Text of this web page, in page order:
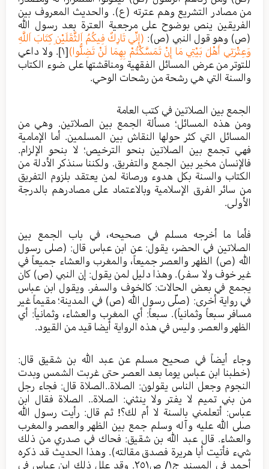
من مصادر التشريع وهم عترته (ع). والحديث المعروف بين
الفريقين ينص بوضوح على مرجعية العترة بعد رسول الله
(ص) وهو قول النبي (ص): (إِنِّي تَارِكٌ فِيكُمُ اَلثَّقَلَيْنِ كِتَابَ اَللَّهِ
وَعِتْرَتِي أَهْلَ بَيْتِي مَا إِنْ تَمَسَّكْتُمْ بِهِمَا لَنْ تَضِلُّوا)[١] . ولا داعي
للتوتر من عرض المسائل الفقهية ومناقشتها على ضوء الكتاب
والسنة التي هي رشحة من رشحات الوحي.
الجمع بين الصلاتين في كتب العامة
ومن هذه المسائل؛ مسألة الجمع بين الصلاتين. وهي من
المسائل التي كثر حولها النقاش بين المسلمين. أما الإمامية
فهي تجمع بين الصلاتين بنحو الترخيص؛ لا بنحو الإلزام.
فالإنسان مخير بين الجمع والتفريق. ولكننا سنذكر الأدلة من
الكتاب والسنة بكل هدوء ورصانة لمن يعتقد بلزوم التفريق
من سائر الفرق الإسلامية وبالاعتماد على مصادرهم بالدرجة
الأولى.
فأما ما أخرجه مسلم في صحيحه، في باب الجمع بين
الصلاتين في الحضر، يقول: عن ابن عباس قال: (صلى رسول
الله (ص) الظهر والعصر جميعاً، والمغرب والعشاء جميعاً في
غير خوف ولا سفر). وهذا دليل لمن يقول: إن النبي (ص) كان
يجمع في بعض الحالات: كالخوف والسفر. ويقول ابن عباس
في رواية أخرى: (صلّى رسول الله (ص) في المدينة؛ مقيماً غير
مسافر سبعاً وثمانياً). سبعاً: أي المغرب والعشاء، وثمانياً: أي
الظهر والعصر. وليس في هذه الرواية أيضا قيد من القيود.
وجاء أيضاً في صحيح مسلم عن عبد الله بن شقيق قال:
(خطبنا ابن عباس يوما بعد العصر حتى غربت الشمس وبدت
النجوم وجعل الناس يقولون: الصلاة..الصلاة قال: فجاء رجل
من بني تميم لا يفتر ولا ينثني: الصلاة.. الصلاة فقال ابن
عباس: أتعلمني بالسنة لا أم لك؟! ثم قال: رأيت رسول الله
صلى الله عليه وآله وسلم جمع بين الظهر والعصر والمغرب
والعشاء. قال عبد الله بن شقيق: فحاك في صدري من ذلك
شيء فأتيت أبا هريرة فصدق مقالته). وهذا الحديث قد ذكره
أحمد في المسند ج١/ ص٢٥١. وقد علل ذلك ابن عباس في